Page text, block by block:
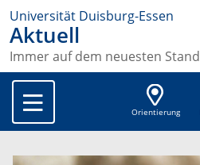
Universität Duisburg-Essen
Aktuell
Immer auf dem neuesten Stand
Orientierung